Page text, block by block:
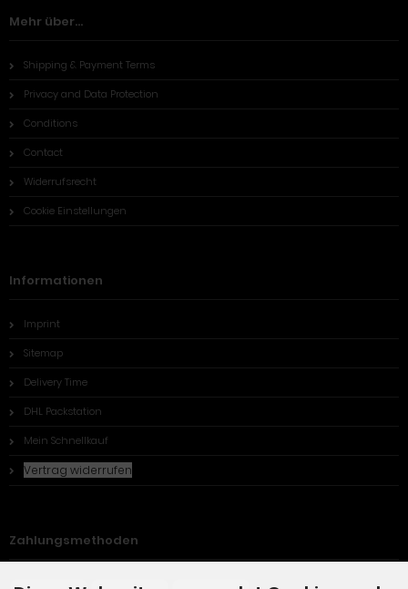
Mehr über...
Shipping & Payment Terms
Privacy and Data Protection
Conditions
Contact
Widerrufsrecht
Cookie Einstellungen
Informationen
Imprint
Sitemap
Delivery Time
DHL Packstation
Mein Schnellkauf
Vertrag widerrufen
Zahlungsmethoden